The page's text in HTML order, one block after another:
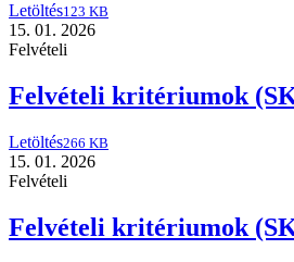
Letöltés123 KB
15. 01. 2026
Felvételi
Felvételi kritériumok
Letöltés266 KB
15. 01. 2026
Felvételi
Felvételi kritériumok